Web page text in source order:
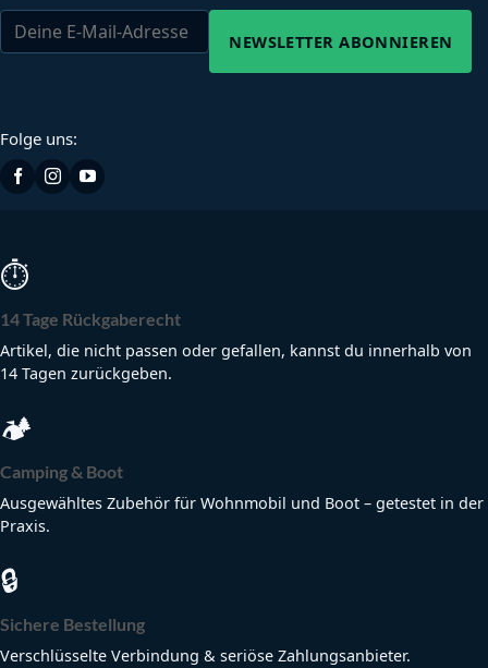
NEWSLETTER ABONNIEREN
Folge uns:
⏱
14 Tage Rückgaberecht
Artikel, die nicht passen oder gefallen, kannst du innerhalb von
14 Tagen zurückgeben.
🏕
Camping & Boot
Ausgewähltes Zubehör für Wohnmobil und Boot – getestet in der
Praxis.
🔒
Sichere Bestellung
Verschlüsselte Verbindung & seriöse Zahlungsanbieter.